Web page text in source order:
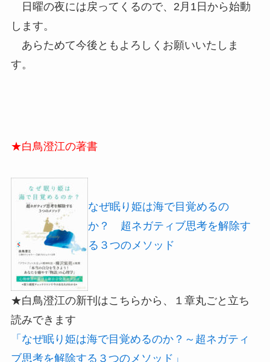
日曜の夜には戻ってくるので、2月1日から始動
します。
あらためて今後ともよろしくお願いいたしま
す。
★白鳥澄江の著書
なぜ眠り姫は海で目覚めるの
か？ 超ネガティブ思考を解除す
る３つのメソッド
★白鳥澄江の新刊はこちらから、１章丸ごと立ち
読みできます
「なぜ眠り姫は海で目覚めるのか？～超ネガティ
ブ思考を解除する３つのメソッド」